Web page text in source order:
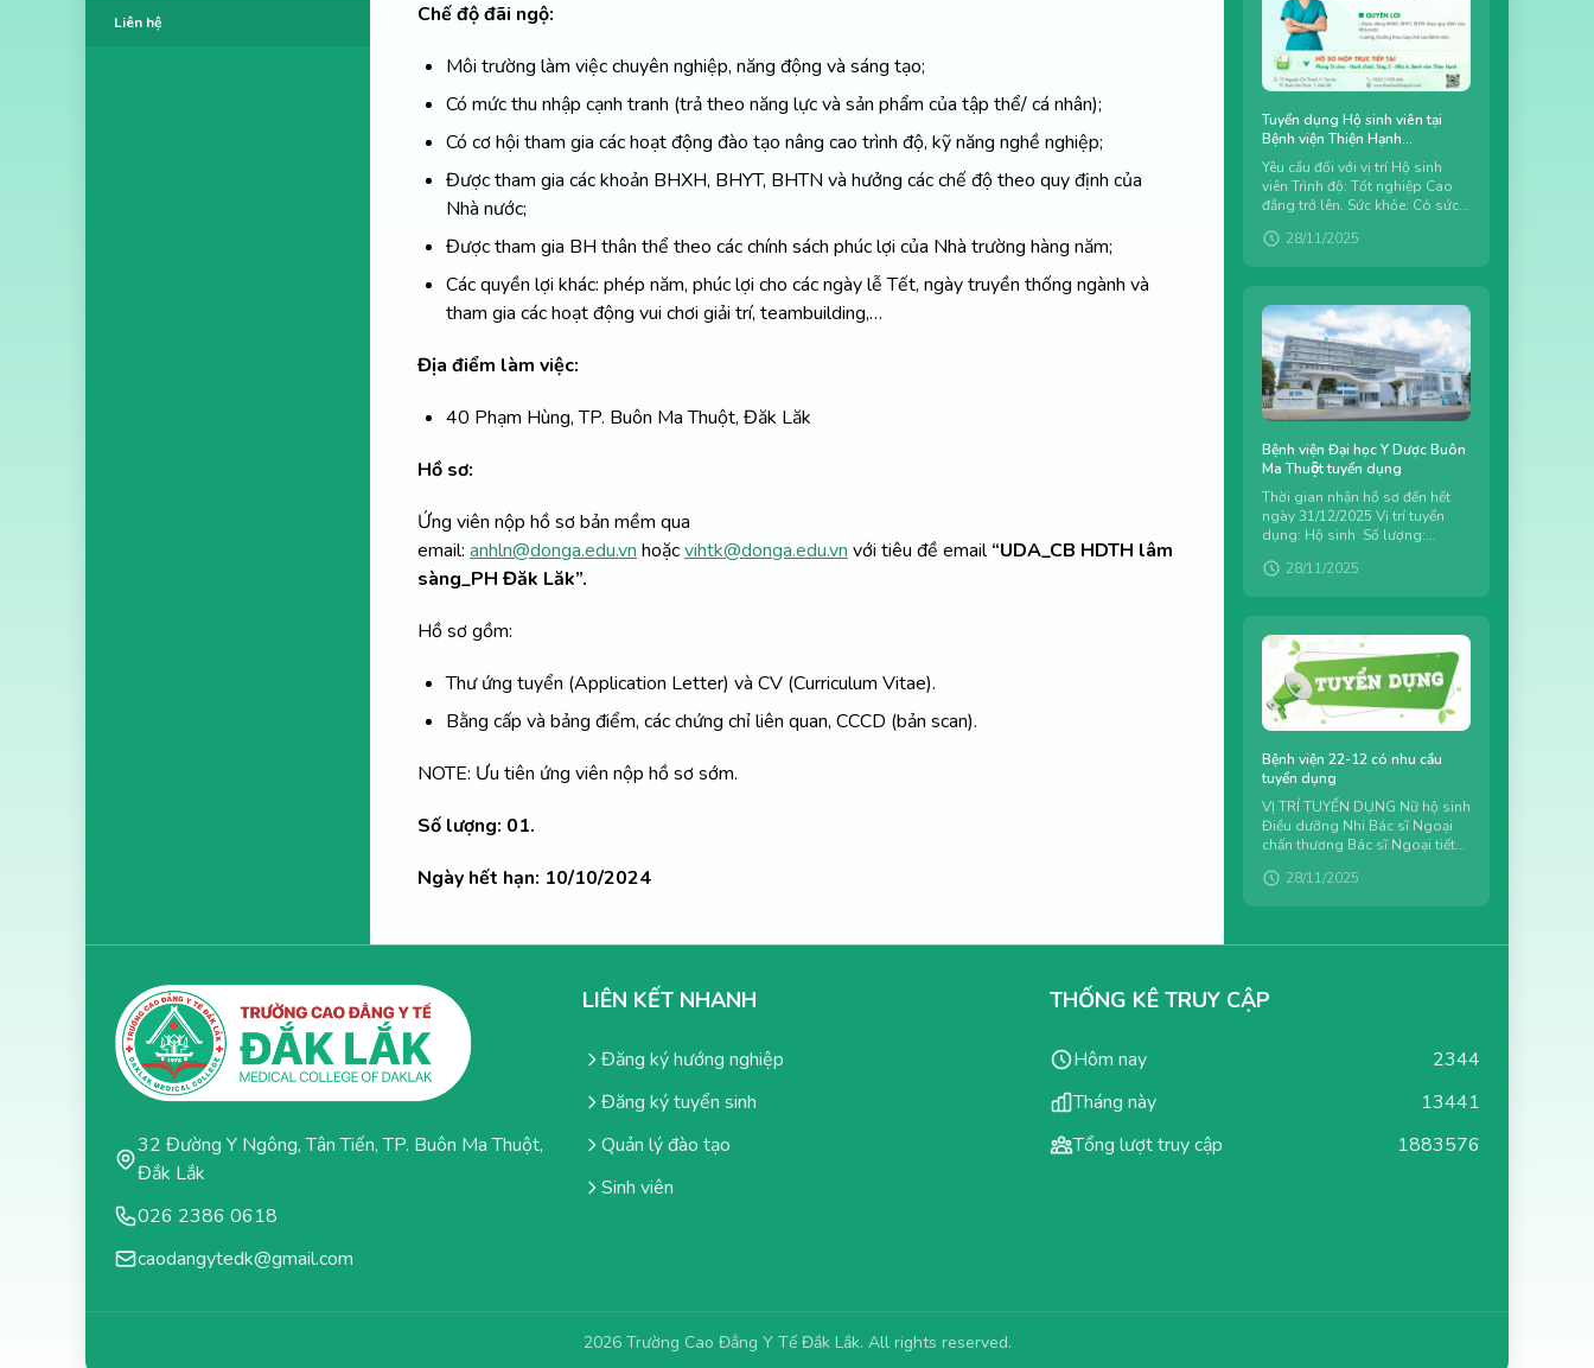
Liên hệ
Chế độ đãi ngộ:
Môi trường làm việc chuyên nghiệp, năng động và sáng tạo;
Có mức thu nhập cạnh tranh (trả theo năng lực và sản phẩm của tập thể/ cá nhân);
Có cơ hội tham gia các hoạt động đào tạo nâng cao trình độ, kỹ năng nghề nghiệp;
Được tham gia các khoản BHXH, BHYT, BHTN và hưởng các chế độ theo quy định của
Nhà nước;
Được tham gia BH thân thể theo các chính sách phúc lợi của Nhà trường hàng năm;
Các quyền lợi khác: phép năm, phúc lợi cho các ngày lễ Tết, ngày truyền thống ngành và
tham gia các hoạt động vui chơi giải trí, teambuilding,…
Địa điểm làm việc:
40 Phạm Hùng, TP. Buôn Ma Thuột, Đăk Lăk
Hồ sơ:
Ứng viên nộp hồ sơ bản mềm qua
email: anhln@donga.edu.vn hoặcvihtk@donga.edu.vn với tiêu đề email“UDA_CB HDTH lâm
sàng_PH Đăk Lăk”.
Hồ sơ gồm:
Thư ứng tuyển (Application Letter) và CV (Curriculum Vitae).
Bằng cấp và bảng điểm, các chứng chỉ liên quan, CCCD (bản scan).
NOTE: Ưu tiên ứng viên nộp hồ sơ sớm.
Số lượng: 01.
Ngày hết hạn: 10/10/2024
Tuyển dụng Hộ sinh viên tại
Bệnh viện Thiện Hạnh
7/11/2024
Yêu cầu đối với vị trí Hộ sinh
viên Trình độ: Tốt nghiệp Cao
đẳng trở lên. Sức khỏe: Có sức
cầu công việc. Số lượng...
28/11/2025
Bệnh viện Đại học Y Dược Buôn
Ma Thuột tuyển dụng
Thời gian nhận hồ sơ đến hết
ngày 31/12/2025 Vị trí tuyển
dụng: Hộ sinh Số lượng:
28/11/2025
Bệnh viện 22-12 có nhu cầu
tuyển dụng
VỊ TRÍ TUYỂN DỤNG Nữ hộ sinh
Điều dưỡng Nhi Bác sĩ Ngoại
chấn thương Bác sĩ Ngoại tiết
thuật viên PHCN Nhân viên...
28/11/2025
32 Đường Y Ngông, Tân Tiến, TP. Buôn Ma Thuột,
Đắk Lắk
026 2386 0618
caodangytedk@gmail.com
LIÊN KẾT NHANH
Đăng ký hướng nghiệp
Đăng ký tuyển sinh
Quản lý đào tạo
Sinh viên
THỐNG KÊ TRUY CẬP
Hôm nay
2344
Tháng này
13441
Tổng lượt truy cập
1883576
2026 Trường Cao Đẳng Y Tế Đắk Lắk. All rights reserved.